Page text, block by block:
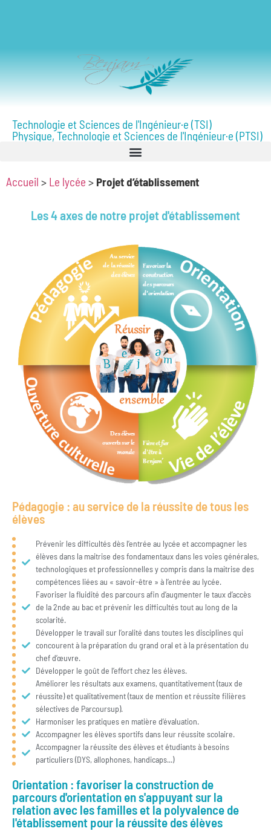
Technologie et Sciences de l'Ingénieur·e (TSI)
Physique, Technologie et Sciences de l'Ingénieur·e (PTSI)
Accueil > Le lycée > Projet d’établissement
Les 4 axes de notre projet d'établissement
Pédagogie : au service de la réussite de tous les
élèves
Prévenir les difficultés dès l’entrée au lycée et accompagner les
élèves dans la maitrise des fondamentaux dans les voies générales,
technologiques et professionnelles y compris dans la maitrise des
compétences liées au « savoir-être » à l’entrée au lycée.
Favoriser la fluidité des parcours afin d’augmenter le taux d’accès
de la 2nde au bac et prévenir les difficultés tout au long de la
scolarité.
Développer le travail sur l’oralité dans toutes les disciplines qui
concourent à la préparation du grand oral et à la présentation du
chef d’œuvre.
Développer le goût de l’effort chez les élèves.
Améliorer les résultats aux examens, quantitativement (taux de
réussite) et qualitativement (taux de mention et réussite filières
sélectives de Parcoursup).
Harmoniser les pratiques en matière d’évaluation.
Accompagner les élèves sportifs dans leur réussite scolaire.
Accompagner la réussite des élèves et étudiants à besoins
particuliers (DYS, allophones, handicaps...)
Orientation : favoriser la construction de
parcours d'orientation en s'appuyant sur la
relation avec les familles et la polyvalence de
l'établissement pour la réussite des élèves